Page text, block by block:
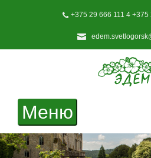
+375 29 666 111 4
Toggle
navigation
Меню